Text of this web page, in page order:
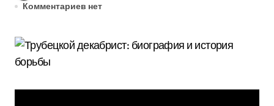
Комментариев нет